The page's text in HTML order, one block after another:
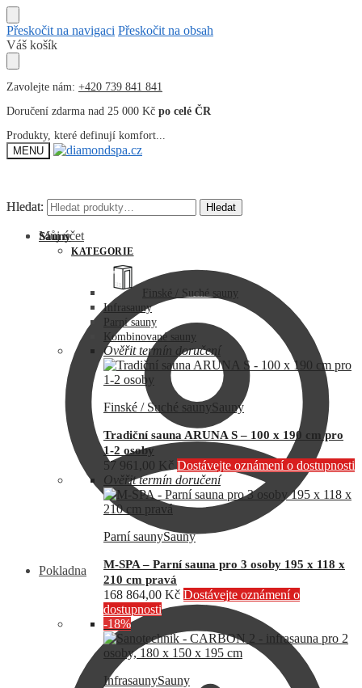
Přeskočit na navigaci Přeskočit na obsah
Váš košík
Zavolejte nám: +420 739 841 841
Doručení zdarma nad 25 000 Kč po celé ČR
Produkty, které definují komfort...
MENU
Hledat: Hledat
Můj účet
Pokladna
Hledat: Hledat
Sauny
KATEGORIE
Finské / Suché sauny
Infrasauny
Parní sauny
Kombinované sauny
Ověřit termín doručení
Finské / Suché saunySauny
Tradiční sauna ARUNA S – 100 x 190 cm pro
1-2 osoby
57 961,00 Kč Dostávejte oznámení o dostupnosti
Ověřit termín doručení
Parní saunySauny
M-SPA – Parní sauna pro 3 osoby 195 x 118 x
210 cm pravá
168 864,00 Kč Dostávejte oznámení o
dostupnosti
-18%
InfrasaunySauny